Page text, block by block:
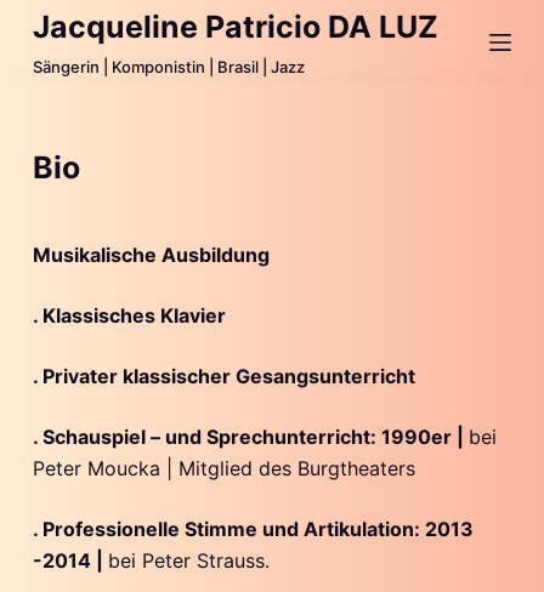
Z
u
n
h
n
g
n
Jacqueline Patricio DA LUZ
Sängerin | Komponistin | Brasil | Jazz
Bio
Musikalische Ausbildung
. Klassisches Klavier
. Privater klassischer Gesangsunterricht
. Schauspiel – und Sprechunterricht: 1990er | bei
Peter Moucka | Mitglied des Burgtheaters
. Professionelle Stimme und Artikulation: 2013
-2014 | bei Peter Strauss.